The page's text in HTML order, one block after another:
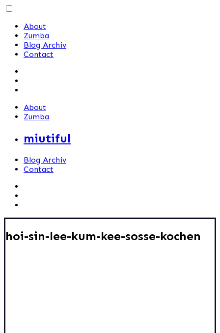
Skip
contentAbout
Zumba
Blog Archiv
Contact
About
Zumba
miutiful
Blog Archiv
Contact
hoi-sin-lee-kum-kee-sosse-kochen